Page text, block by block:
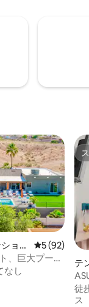
リゾナ州パウ
、ワーウィ
さい。
。
ョ
レビュー92
5 (92)
、巨大プー
なし
テ
会
徒
ス